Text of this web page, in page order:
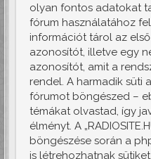
olyan fontos adatokat
fórum használatához
információt tárol az
azonosítót, illetve egy
azonosítót, amit a
rendel. A harmadik süti
fórumot böngészed –
témákat olvastad, így
élményt. A
böngészése során a
is létrehozhatnak